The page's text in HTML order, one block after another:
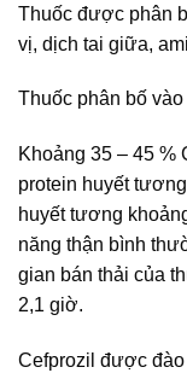
Thuốc được phân
vị, dịch tai giữa,
Thuốc phân bố
Khoảng 35 – 45 %
protein huyết
huyết tương
năng thận bình
gian bán thải của
2,1 giờ.
Cefprozil được